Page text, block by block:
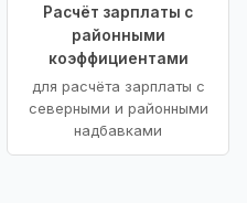
Расчёт зарплаты с
районными
коэффициентами
для расчёта зарплаты с
северными и районными
надбавками